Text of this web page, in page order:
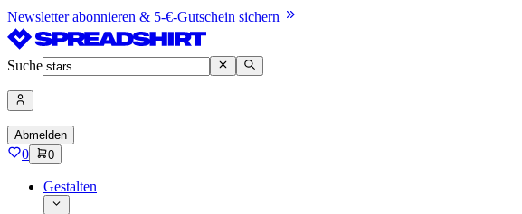
Newsletter abonnieren & 5-€-Gutschein sichern
Suche
Abmelden
0 0
Gestalten